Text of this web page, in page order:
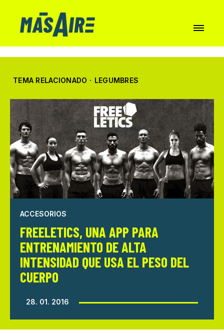
TEMA RELACIONADO · LEGUMBRES
ACCESORIOS
FREELETICS, UNA APP PARA
ENTRENAMIENTO DE ALTA
INTENSIDAD QUE USA EL PESO DEL
CUERPO
28. 01. 2016